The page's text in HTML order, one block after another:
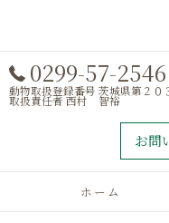
0299-57-2546
動物取扱登録番号 茨城県第２
取扱責任者 西村 智裕
お問
ホーム